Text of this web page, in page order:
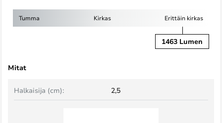
Tumma Kirkas Erittäin kirkas
1463 Lumen
Mitat
Halkaisija (cm): 2,5